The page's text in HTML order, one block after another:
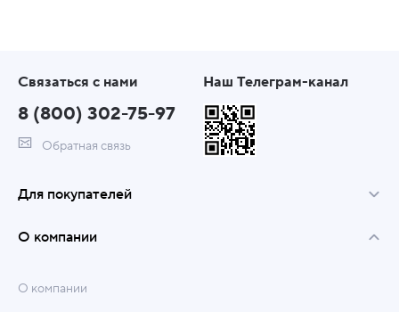
Связаться с нами
8 (800) 302-75-97
Обратная связь
Наш Телеграм-канал
Для покупателей
О компании
О компании